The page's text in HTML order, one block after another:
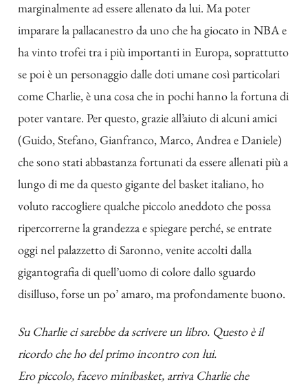
marginalmente ad essere allenato da lui. Ma poter
imparare la pallacanestro da uno che ha giocato in NBA e
ha vinto trofei tra i più importanti in Europa, soprattutto
se poi è un personaggio dalle doti umane così particolari
come Charlie, è una cosa che in pochi hanno la fortuna di
poter vantare. Per questo, grazie all’aiuto di alcuni amici
(Guido, Stefano, Gianfranco, Marco, Andrea e Daniele)
che sono stati abbastanza fortunati da essere allenati più a
lungo di me da questo gigante del basket italiano, ho
voluto raccogliere qualche piccolo aneddoto che possa
ripercorrerne la grandezza e spiegare perché, se entrate
oggi nel palazzetto di Saronno, venite accolti dalla
gigantografia di quell’uomo di colore dallo sguardo
disilluso, forse un po’ amaro, ma profondamente buono.
Su Charlie ci sarebbe da scrivere un libro. Questo è il
ricordo che ho del primo incontro con lui.
Ero piccolo, facevo minibasket, arriva Charlie che